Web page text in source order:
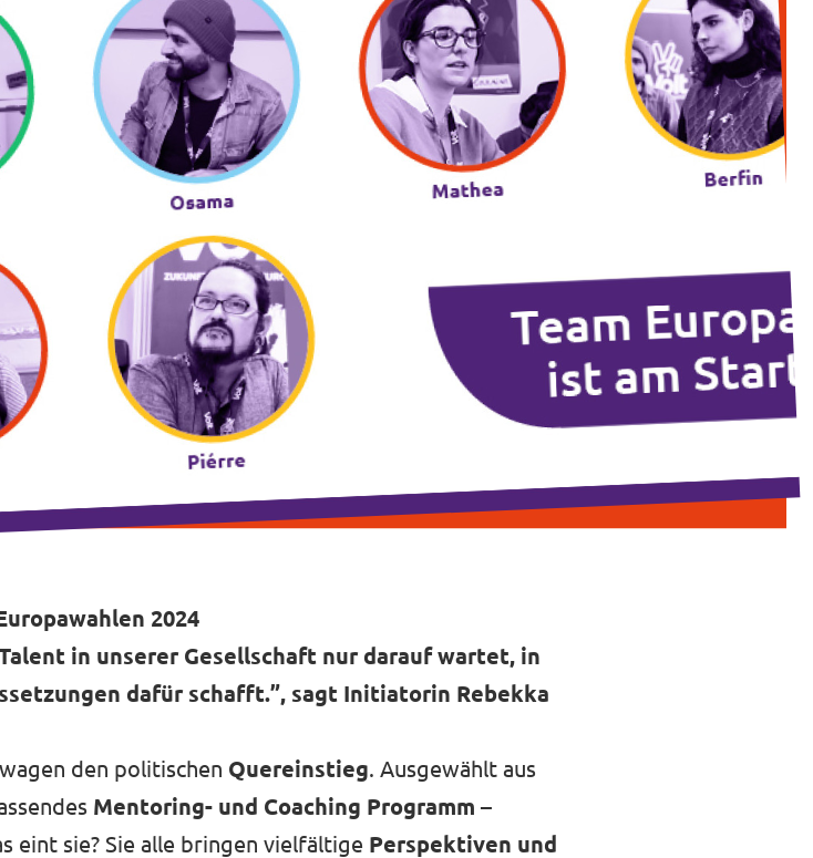
2024
in unserer Gesellschaft nur darauf wartet, in
dafür schafft.”, sagt Initiatorin Rebekka
wagen den politischen Quereinstieg. Ausgewählt aus
Mentoring- und Coaching Programm –
eint sie? Sie alle bringen vielfältige Perspektiven und